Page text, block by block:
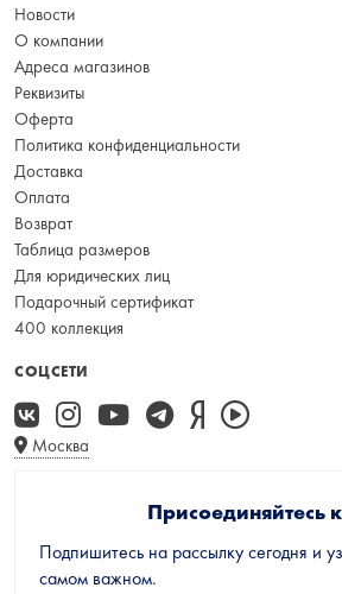
Новости
О компании
Адреса магазинов
Реквизиты
Оферта
Политика конфиденциальности
Доставка
Оплата
Возврат
Таблица размеров
Для юридических лиц
Подарочный сертификат
400 коллекция
СОЦСЕТИ
Москва
Присоединяйтесь
Подпишитесь на рассылку сегодня и
самом важном.